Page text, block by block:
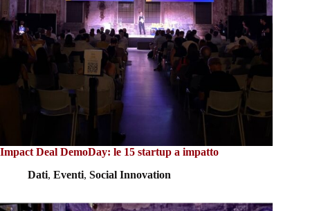
Impact Deal DemoDay: le 15 startup a impatto
Dati, Eventi, Social Innovation